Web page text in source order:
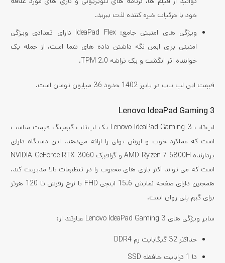
خود با جزئیات خیره کننده لذت ببرید.
ویژگی های امنیتی جامع: IdeaPad Flex دارای تعدادی ویژگی
امنیتی برای ایمن نگه داشتن داده های شما است، از جمله یک
خواننده اثر انگشت و یک تراشه TPM 2.0.
قیمت این لپ تاپ در پاییز 1402 حدود 36 میلیون تومان است.
Lenovo IdeaPad Gaming 3
لپ‌تاپ Lenovo IdeaPad Gaming 3 یک لپ‌تاپ گیمینگ قیمت مناسب
است که عملکرد خوب و ارزش پولی را ارائه می‌دهد. این دستگاه دارای
پردازنده AMD Ryzen 7 6800H و گرافیک NVIDIA GeForce RTX 3060
است که می تواند اکثر بازی های محبوب را در تنظیمات بالا مدیریت کند.
همچنین دارای صفحه نمایش 15.6 اینچی FHD با نرخ رفرش تا 120 هرتز
برای گیم پلی روان است.
سایر ویژگی های Lenovo IdeaPad Gaming 3 عبارتند از:
حداکثر 32 گیگابایت رم DDR4
تا 1 ترابایت حافظه SSD